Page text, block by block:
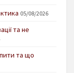
05/08/2026
та не
та що